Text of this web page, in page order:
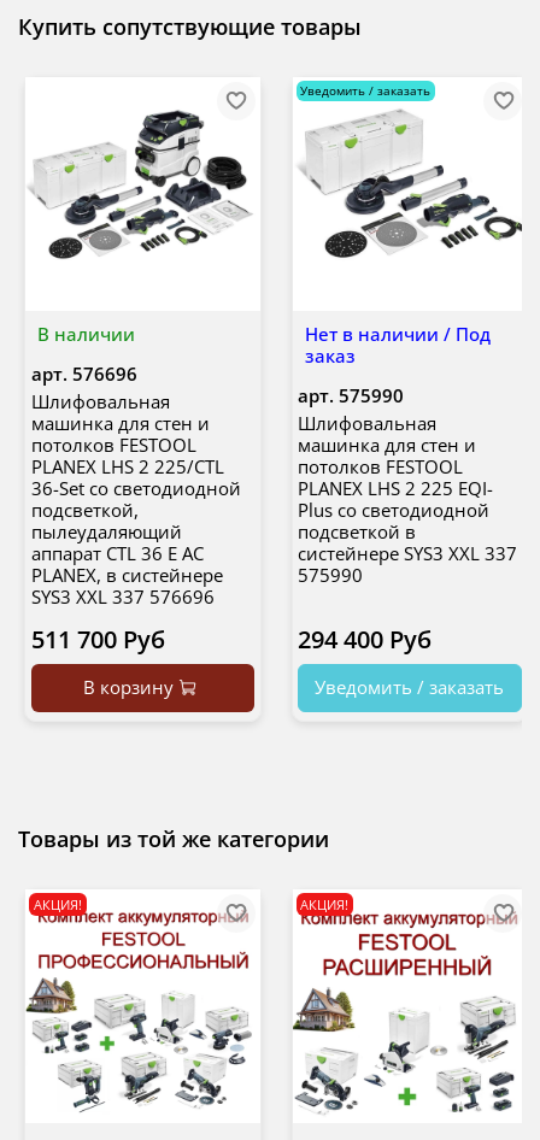
Купить сопутствующие товары
В наличии
арт. 576696
Шлифовальная
машинка для стен и
потолков FESTOOL
PLANEX LHS 2 225/CTL
36-Set со светодиодной
подсветкой,
пылеудаляющий
аппарат CTL 36 E AC
PLANEX, в систейнере
SYS3 XXL 337 576696
511 700 Руб
В корзину
Нет в наличии / Под
заказ
Уведомить / заказать
арт. 575990
Шлифовальная
машинка для стен и
потолков FESTOOL
PLANEX LHS 2 225 EQI-
Plus со светодиодной
подсветкой в
систейнере SYS3 XXL 337
575990
294 400 Руб
Уведомить / заказать
Товары из той же категории
АКЦИЯ! АКЦИЯ!